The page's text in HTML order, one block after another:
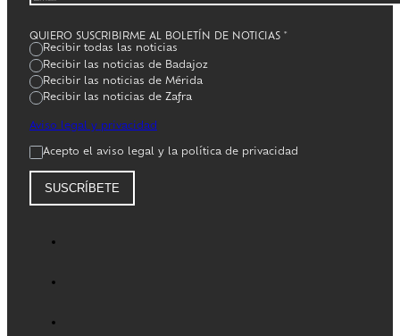
QUIERO SUSCRIBIRME AL BOLETÍN DE NOTICIAS
Recibir todas las noticias
Recibir las noticias de Badajoz
Recibir las noticias de Mérida
Recibir las noticias de Zafra
Aviso legal y privacidad
Acepto el aviso legal y la política de privacidad
SUSCRÍBETE